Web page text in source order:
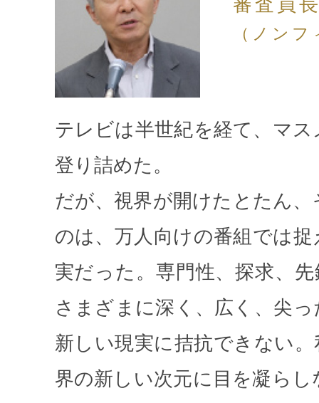
審査員
（ノン
テレビは半世紀を経て、マ
登り詰めた。
だが、視界が開けたとたん
のは、万人向けの番組では
実だった。専門性、探求、
さまざまに深く、広く、尖
新しい現実に拮抗できない
界の新しい次元に目を凝ら